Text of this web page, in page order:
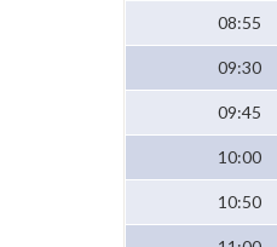
08:55
09:30
09:45
10:00
10:50